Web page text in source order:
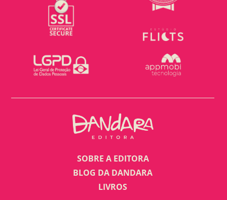
SOBRE A EDITORA
BLOG DA DANDARA
LIVROS